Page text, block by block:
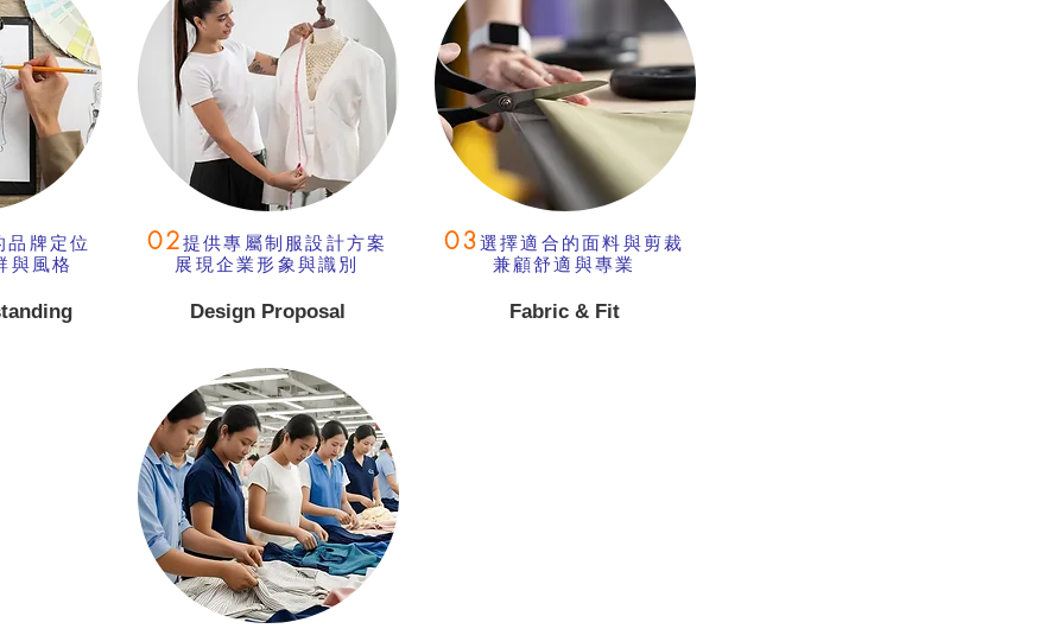
品牌定位
與風格
02提供專屬制服設計方案
展現企業形象與識別
Design Proposal
03選擇適合的面料與剪裁
兼顧舒適與專業
Fabric & Fit